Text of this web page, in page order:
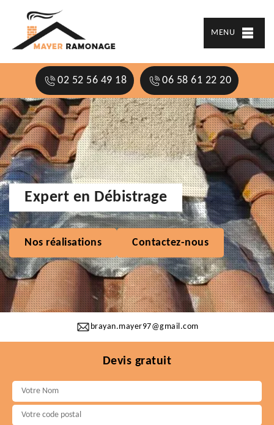
MENU
02 52 56 49 18 06 58 61 22 20
brayan.mayer97@gmail.com
Expert en Débistrage
Nos réalisations Contactez-nous
Devis gratuit